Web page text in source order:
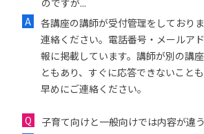
のですが...
各講座の講師が受付管理をしており
連絡ください。電話番号・メールア
報に掲載しています。講師が別の講
ともあり、すぐに応答できないこと
早めにご連絡ください。
子育て向けと一般向けでは内容が違